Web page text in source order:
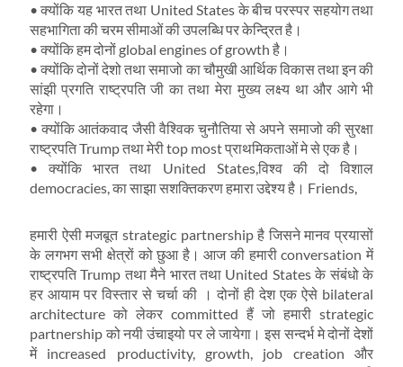
• क्योंकि यह भारत तथा United States के बीच परस्पर सहयोग तथा
सहभागिता की चरम सीमाओं की उपलब्धि पर केन्द्रित है।
• क्योंकि हम दोनों global engines of growth है।
• क्योंकि दोनों देशो तथा समाजो का चौमुखी आर्थिक विकास तथा इन की
सांझी प्रगति राष्ट्रपति जी का तथा मेरा मुख्य लक्ष्य था और आगे भी
रहेगा।
• क्योंकि आतंकवाद जैसी वैश्विक चुनौतिया से अपने समाजो की सुरक्षा
राष्ट्रपति Trump तथा मेरी top most प्राथमिकताओं मे से एक है।
• क्योंकि भारत तथा United States,विश्व की दो विशाल
democracies, का साझा सशक्तिकरण हमारा उद्देश्य है। Friends,
हमारी ऐसी मजबूत strategic partnership है जिसने मानव प्रयासों
के लगभग सभी क्षेत्रों को छुआ है। आज की हमारी conversation में
राष्ट्रपति Trump तथा मैने भारत तथा United States के संबंधो के
हर आयाम पर विस्तार से चर्चा की । दोनों ही देश एक ऐसे bilateral
architecture को लेकर committed हैं जो हमारी strategic
partnership को नयी उंचाइयो पर ले जायेगा। इस सन्दर्भ मे दोनों देशों
में increased productivity, growth, job creation और